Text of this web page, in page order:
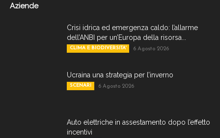
Aziende
Crisi idrica ed emergenza caldo: l’allarme
dell’ANBI per un’Europa della risorsa...
CLIMA E BIODIVERSITA' 6 Agosto 2026
Ucraina una strategia per l’inverno
SCENARI 6 Agosto 2026
Auto elettriche in assestamento dopo l’effetto
incentivi